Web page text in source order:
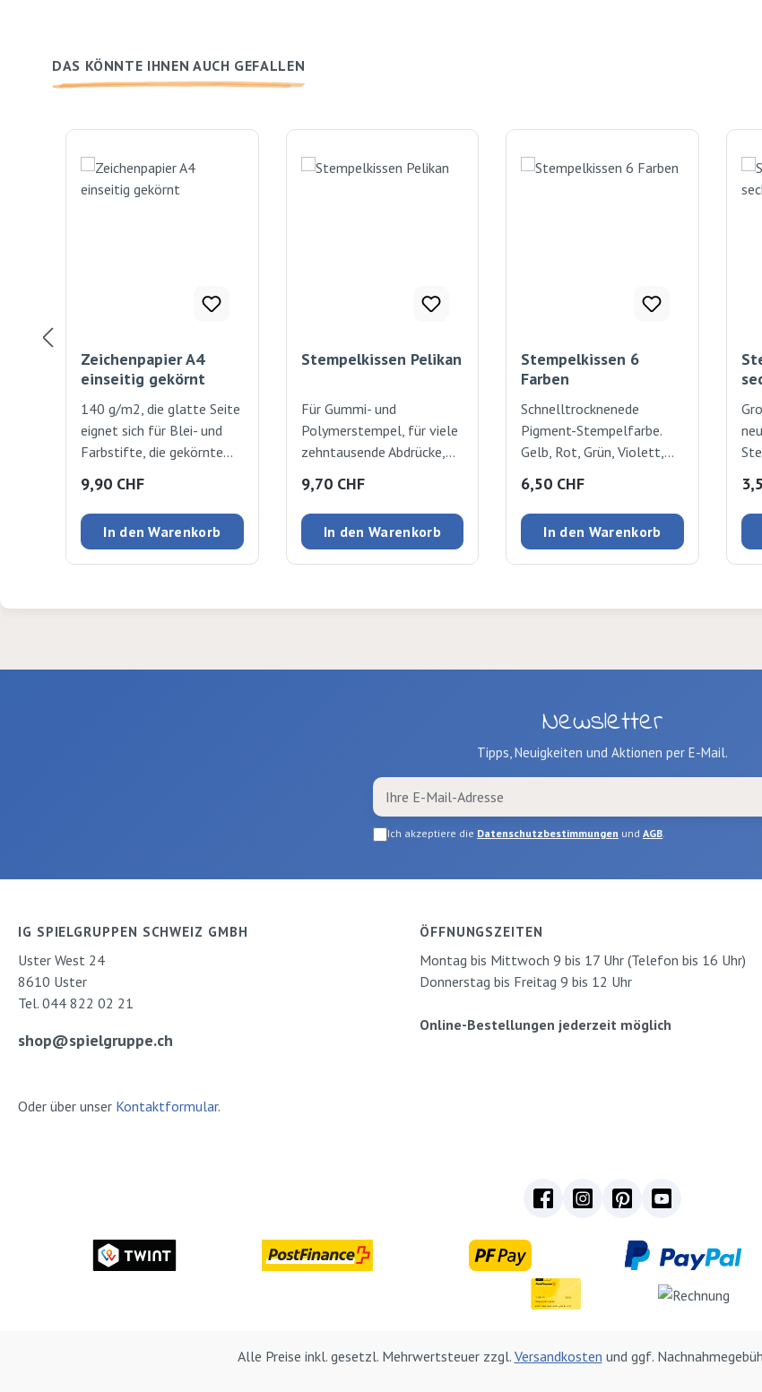
DAS KÖNNTE IHNEN AUCH GEFALLEN
Zeichenpapier A4
einseitig gekörnt
140 g/m2, die glatte Seite
eignet sich für Blei- und
Farbstifte, die gekörnte
Naturweiss. 100 Blatt
Regulärer Preis:
9,90 CHF
In den Warenkorb
Stempelkissen Pelikan
Für Gummi- und
Polymerstempel, für viele
zehntausende Abdrücke,
Regulärer Preis:
9,70 CHF
In den Warenkorb
Stempelkissen 6
Farben
Schnelltrocknenede
Pigment-Stempelfarbe.
Gelb, Rot, Grün, Violett,
Türkis, Schwarz. Auch
geeignet für glänzende
und beschichtete Papiere.
6 Farben
Regulärer Preis:
6,50 CHF
In den Warenkorb
Newsletter
Tipps, Neuigkeiten und Aktionen per E-Mail.
Ich akzeptiere die Datenschutzbestimmungen und AGB.
IG SPIELGRUPPEN SCHWEIZ GMBH
Uster West 24
8610 Uster
Tel. 044 822 02 21
shop@spielgruppe.ch
Oder über unser Kontaktformular.
ÖFFNUNGSZEITEN
Montag bis Mittwoch 9 bis 17 Uhr (Telefon bis 16 Uhr)
Donnerstag bis Freitag 9 bis 12 Uhr
Online-Bestellungen jederzeit möglich
Alle Preise inkl. gesetzl. Mehrwertsteuer zzgl. Versandkosten und ggf.